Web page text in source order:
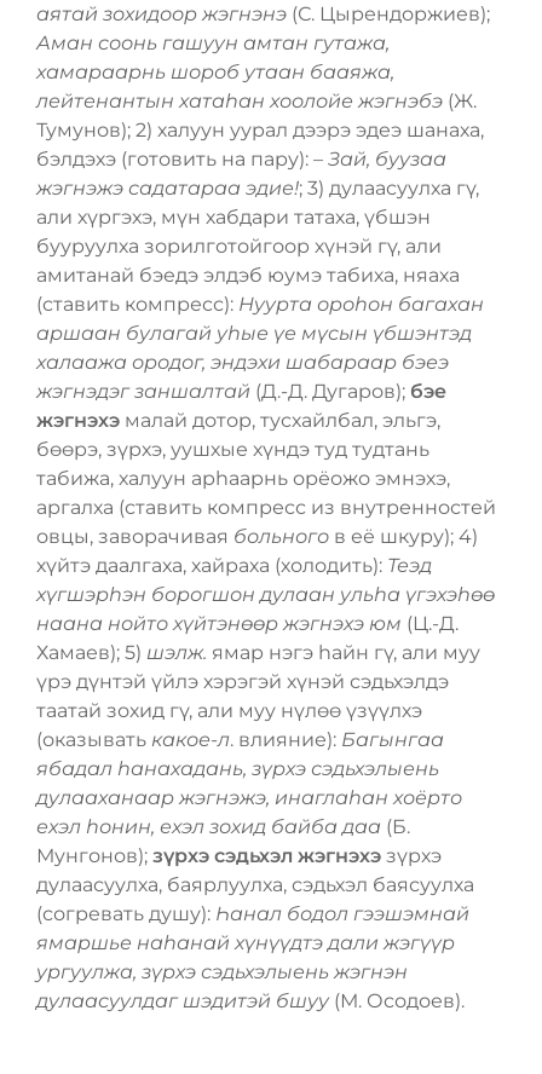
аятай зохидоор жэгнэнэ (С. Цырендоржиев);
Аман соонь гашуун амтан гутажа,
хамараарнь шороб утаан бааяжа,
лейтенантын хатаһан хоолойе жэгнэбэ (Ж.
Тумунов); 2) халуун уурал дээрэ эдеэ шанаха,
бэлдэхэ (готовить на пару): – Зай, буузаа
жэгнэжэ садатараа эдие!; 3) дулаасуулха гү,
али хүргэхэ, мүн хабдари татаха, үбшэн
бууруулха зорилготойгоор хүнэй гү, али
амитанай бэедэ элдэб юумэ табиха, няаха
(ставить компресс): Нуурта ороһон багахан
аршаан булагай уһые үе мүсын үбшэнтэд
халаажа ородог, эндэхи шабараар бэеэ
жэгнэдэг заншалтай (Д.-Д. Дугаров); бэе
жэгнэхэ малай дотор, тусхайлбал, эльгэ,
бѳѳрэ, зүрхэ, уушхые хүндэ туд тудтань
табижа, халуун арһаарнь орёожо эмнэхэ,
аргалха (ставить компресс из внутренностей
овцы, заворачивая больного в её шкуру); 4)
хүйтэ даалгаха, хайраха (холодить): Теэд
хүгшэрһэн борогшон дулаан ульһа үгэхэһѳѳ
наана нойто хүйтэнѳѳр жэгнэхэ юм (Ц.-Д.
Хамаев); 5) шэлж. ямар нэгэ һайн гү, али муу
үрэ дүнтэй үйлэ хэрэгэй хүнэй сэдьхэлдэ
таатай зохид гү, али муу нүлѳѳ үзүүлхэ
(оказывать какое-л. влияние): Багынгаа
ябадал һанахадань, зүрхэ сэдьхэлыень
дулааханаар жэгнэжэ, инаглаһан хоёрто
ехэл һонин, ехэл зохид байба даа (Б.
Мунгонов); зүрхэ сэдьхэл жэгнэхэ зүрхэ
дулаасуулха, баярлуулха, сэдьхэл баясуулха
(согревать душу): Һанал бодол гээшэмнай
ямаршье наһанай хүнүүдтэ дали жэгүүр
ургуулжа, зүрхэ сэдьхэлыень жэгнэн
дулаасуулдаг шэдитэй бшуу (М. Осодоев).